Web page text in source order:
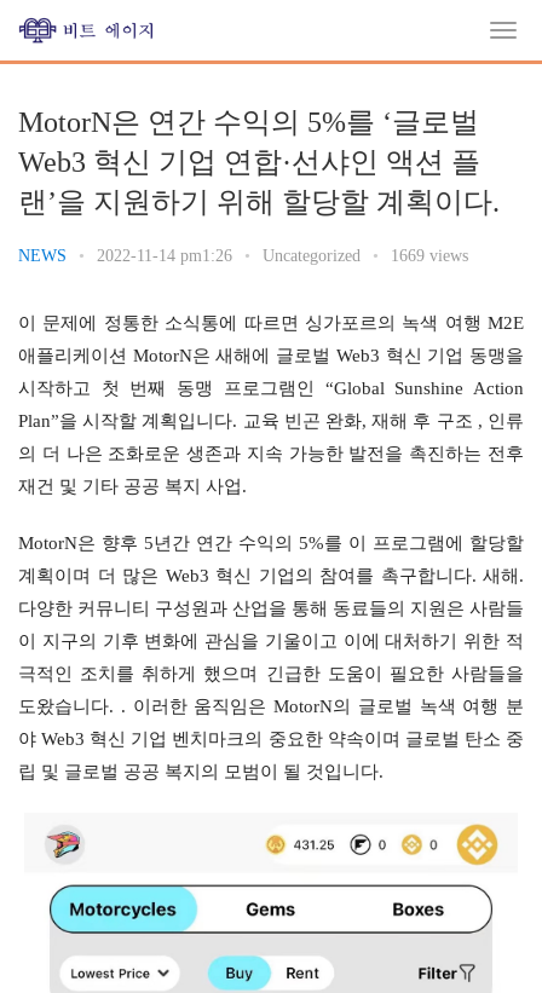
MotorN은 연간 수익의 5%를 ‘글로벌
Web3 혁신 기업 연합·선샤인 액션 플
랜’을 지원하기 위해 할당할 계획이다.
NEWS • 2022-11-14 pm1:26 • Uncategorized • 1669 views
이 문제에 정통한 소식통에 따르면 싱가포르의 녹색 여행 M2E
애플리케이션 MotorN은 새해에 글로벌 Web3 혁신 기업 동맹을
시작하고 첫 번째 동맹 프로그램인 “Global Sunshine Action
Plan”을 시작할 계획입니다. 교육 빈곤 완화, 재해 후 구조 , 인류
의 더 나은 조화로운 생존과 지속 가능한 발전을 촉진하는 전후
재건 및 기타 공공 복지 사업.
MotorN은 향후 5년간 연간 수익의 5%를 이 프로그램에 할당할
계획이며 더 많은 Web3 혁신 기업의 참여를 촉구합니다. 새해.
다양한 커뮤니티 구성원과 산업을 통해 동료들의 지원은 사람들
이 지구의 기후 변화에 관심을 기울이고 이에 대처하기 위한 적
극적인 조치를 취하게 했으며 긴급한 도움이 필요한 사람들을
도왔습니다. . 이러한 움직임은 MotorN의 글로벌 녹색 여행 분
야 Web3 혁신 기업 벤치마크의 중요한 약속이며 글로벌 탄소 중
립 및 글로벌 공공 복지의 모범이 될 것입니다.